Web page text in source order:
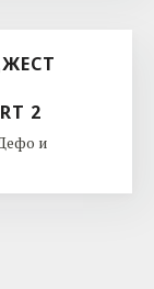
2
и